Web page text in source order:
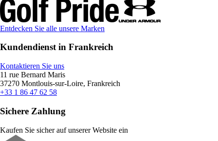
Entdecken Sie alle unsere Marken
Kundendienst in Frankreich
Kontaktieren Sie uns
11 rue Bernard Maris
37270 Montlouis-sur-Loire, Frankreich
+33 1 86 47 62 58
Sichere Zahlung
Kaufen Sie sicher auf unserer Website ein